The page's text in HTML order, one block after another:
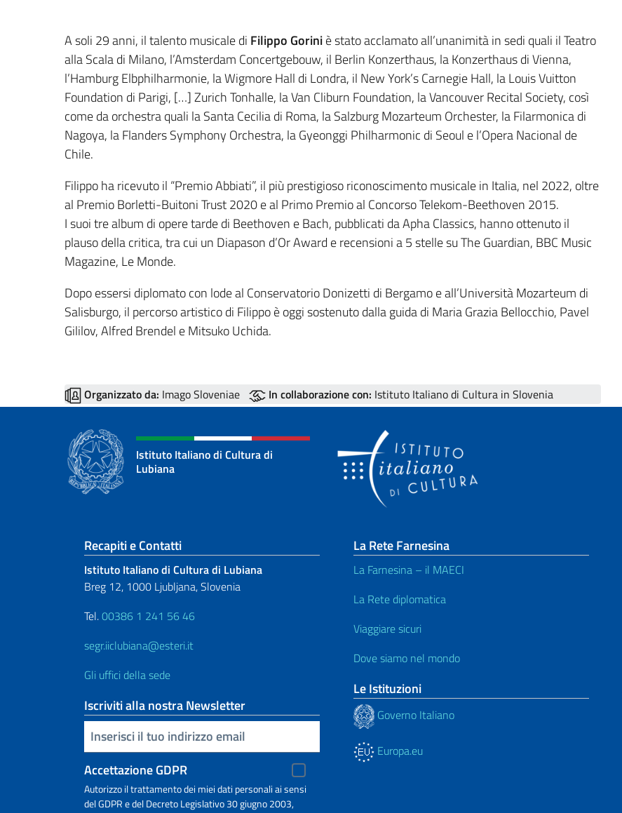
A soli 29 anni, il talento musicale di Filippo Goriniè stato acclamato all’unanimità in sedi quali il Teatro
alla Scala di Milano, l’Amsterdam Concertgebouw, il Berlin Konzerthaus, la Konzerthaus di Vienna,
l’Hamburg Elbphilharmonie, la Wigmore Hall di Londra, il New York’s Carnegie Hall, la Louis Vuitton
Foundation di Parigi, […] Zurich Tonhalle, la Van Cliburn Foundation, la Vancouver Recital Society, così
come da orchestra quali la Santa Cecilia di Roma, la Salzburg Mozarteum Orchester, la Filarmonica di
Nagoya, la Flanders Symphony Orchestra, la Gyeonggi Philharmonic di Seoul e l’Opera Nacional de
Chile.
Filippo ha ricevuto il “Premio Abbiati”, il più prestigioso riconoscimento musicale in Italia, nel 2022, oltre
al Premio Borletti-Buitoni Trust 2020 e al Primo Premio al Concorso Telekom-Beethoven 2015.
I suoi tre album di opere tarde di Beethoven e Bach, pubblicati da Apha Classics, hanno ottenuto il
plauso della critica, tra cui un Diapason d’Or Award e recensioni a 5 stelle su The Guardian, BBC Music
Magazine, Le Monde.
Dopo essersi diplomato con lode al Conservatorio Donizetti di Bergamo e all’Università Mozarteum di
Salisburgo, il percorso artistico di Filippo è oggi sostenuto dalla guida di Maria Grazia Bellocchio, Pavel
Gililov, Alfred Brendel e Mitsuko Uchida.
Organizzato da: Imago Sloveniae In collaborazione con: Istituto Italiano di Cultura in Slovenia
Istituto Italiano di Cultura di
Lubiana
Sezione footer
Recapiti e Contatti
Istituto Italiano di Cultura di Lubiana
Breg 12, 1000 Ljubljana, Slovenia
Tel.00386 1 241 56 46
segr.iiclubiana@esteri.it
Gli uffici della sede
Iscriviti alla nostra Newsletter
Inserisci la tua email
Accettazione GDPR
Autorizzo il trattamento dei miei dati personali ai sensi
del GDPR e del Decreto Legislativo 30 giugno 2003,
La Rete Farnesina
La Farnesina – il MAECI
La Rete diplomatica
Viaggiare sicuri
Dove siamo nel mondo
Le Istituzioni
Governo Italiano
Europa.eu